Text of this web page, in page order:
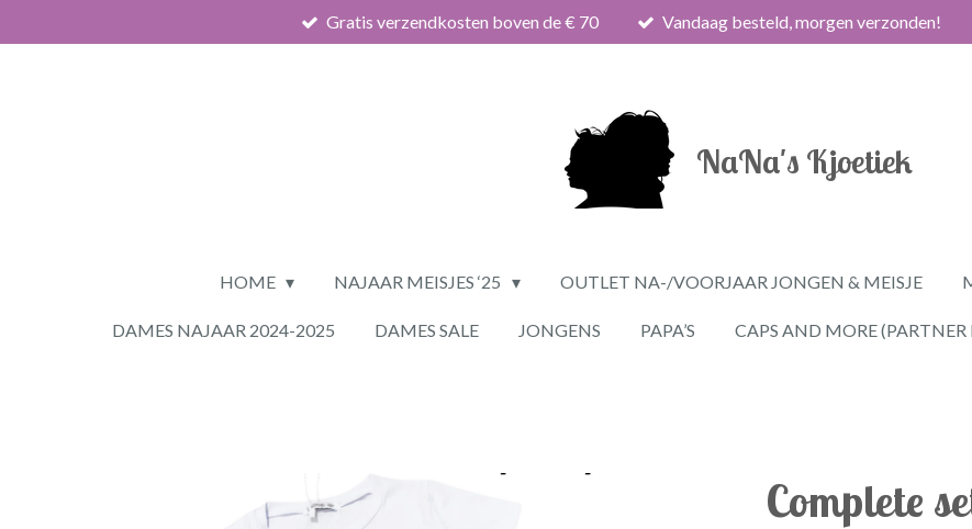
direct
Gratis verzendkosten boven de € 70 Vandaag besteld, morgen verzonden!
NaNa's Kjoetiek
HOME NAJAAR MEISJES ‘25 OUTLET NA-/VOORJAAR JONGEN & MEISJE
DAMES NAJAAR 2024-2025 DAMES SALE JONGENS PAPA’S CAPS AND MORE
Complete